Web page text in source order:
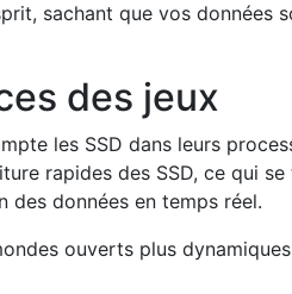
sachant que vos
des jeux
les SSD dans leurs
rapides des SSD, ce qui
des données en temps réel.
ouverts plus